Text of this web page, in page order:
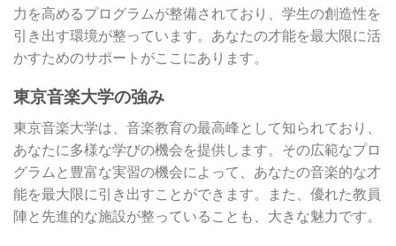
力を高めるプログラムが整備されており、学生の創造性を
引き出す環境が整っています。あなたの才能を最大限に活
かすためのサポートがここにあります。
東京音楽大学の強み
東京音楽大学は、音楽教育の最高峰として知られており、
あなたに多様な学びの機会を提供します。その広範なプロ
グラムと豊富な実習の機会によって、あなたの音楽的な才
能を最大限に引き出すことができます。また、優れた教員
陣と先進的な施設が整っていることも、大きな魅力です。